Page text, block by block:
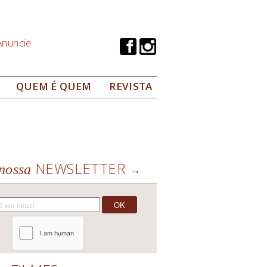
QUEM É QUEM REVISTA
NEWSLETTER